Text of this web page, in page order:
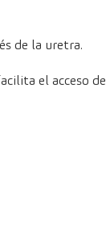
de la uretra.
el acceso de